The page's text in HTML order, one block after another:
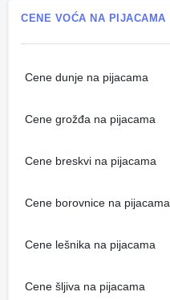
CENE VOĆA NA PIJACAMA
Cene dunje na pijacama
Cene grožđa na pijacama
Cene breskvi na pijacama
Cene borovnice na pijacama
Cene lešnika na pijacama
Cene šljiva na pijacama